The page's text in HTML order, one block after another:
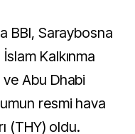
BBI, Saraybosna
Kalkınma
ve Abu Dhabi
resmi hava
(THY) oldu.